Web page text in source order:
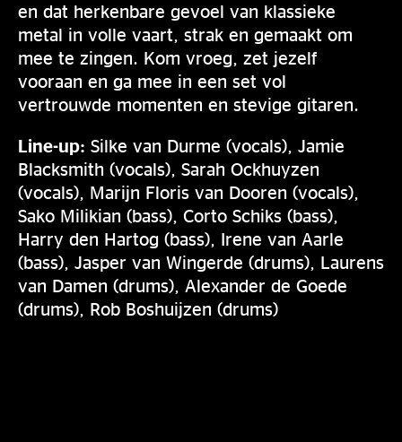
en dat herkenbare gevoel van klassieke
metal in volle vaart, strak en gemaakt om
mee te zingen. Kom vroeg, zet jezelf
vooraan en ga mee in een set vol
vertrouwde momenten en stevige gitaren.
Line-up: Silke van Durme (vocals), Jamie
Blacksmith (vocals), Sarah Ockhuyzen
(vocals), Marijn Floris van Dooren (vocals),
Sako Milikian (bass), Corto Schiks (bass),
Harry den Hartog (bass), Irene van Aarle
(bass), Jasper van Wingerde (drums), Laurens
van Damen (drums), Alexander de Goede
(drums), Rob Boshuijzen (drums)